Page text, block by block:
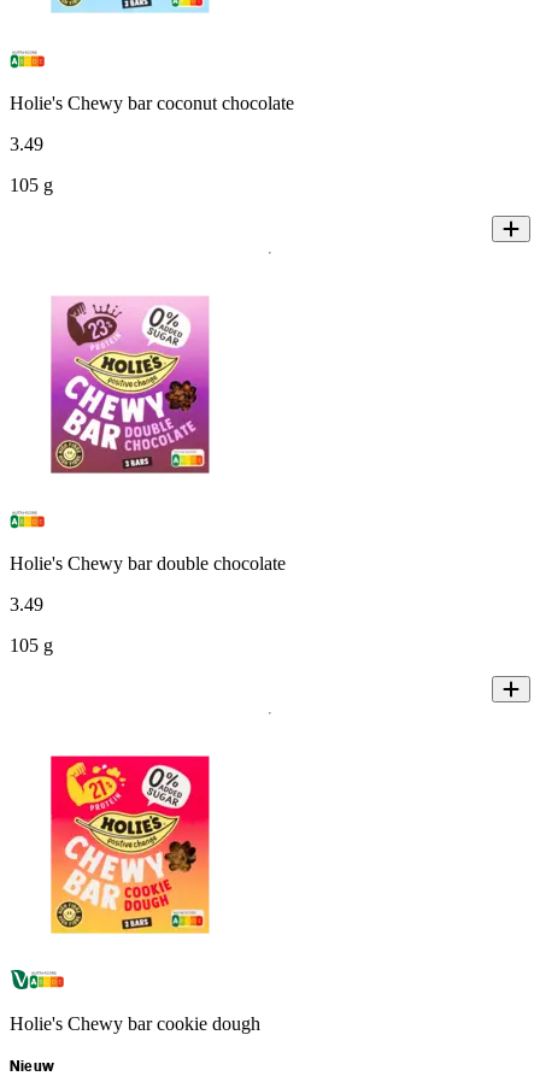
Holie's Chewy bar coconut chocolate
3.49
105 g
Holie's Chewy bar double chocolate
3.49
105 g
Holie's Chewy bar cookie dough
Nieuw